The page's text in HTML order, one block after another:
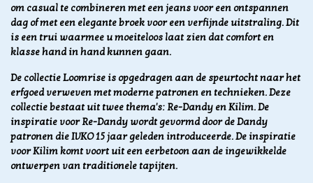
om casual te combineren met een jeans voor een ontspannen
dag of met een elegante broek voor een verfijnde uitstraling. Dit
is een trui waarmee u moeiteloos laat zien dat comfort en
klasse hand in hand kunnen gaan.
De collectie Loomrise is opgedragen aan de speurtocht naar het
erfgoed verweven met moderne patronen en technieken. Deze
collectie bestaat uit twee thema's: Re-Dandy en Kilim. De
inspiratie voor Re-Dandy wordt gevormd door de Dandy
patronen die IVKO 15 jaar geleden introduceerde. De inspiratie
voor Kilim komt voort uit een eerbetoon aan de ingewikkelde
ontwerpen van traditionele tapijten.